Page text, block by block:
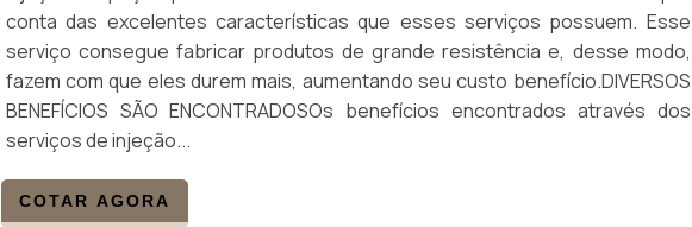
conta das excelentes características que esses serviços possuem. Esse
serviço consegue fabricar produtos de grande resistência e, desse modo,
fazem com que eles durem mais, aumentando seu custo benefício.DIVERSOS
BENEFÍCIOS SÃO ENCONTRADOSOs benefícios encontrados através dos
serviços de injeção...
COTAR AGORA